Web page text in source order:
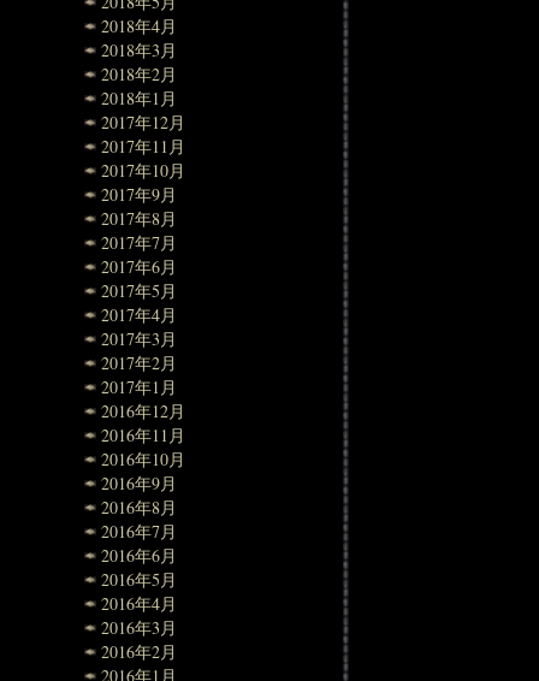
2018年4月
2018年3月
2018年2月
2018年1月
2017年12月
2017年11月
2017年10月
2017年9月
2017年8月
2017年7月
2017年6月
2017年5月
2017年4月
2017年3月
2017年2月
2017年1月
2016年12月
2016年11月
2016年10月
2016年9月
2016年8月
2016年7月
2016年6月
2016年5月
2016年4月
2016年3月
2016年2月
2016年1月